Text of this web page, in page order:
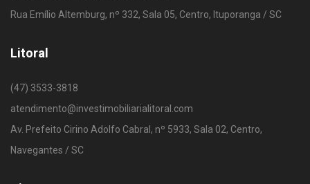
Rua Emílio Altemburg, nº 332, Sala 05, Centro, Ituporanga / SC
Litoral
(47) 3533-3818
atendimento@investimobiliarialitoral.com
Av. Prefeito Cirino Adolfo Cabral, nº 5933, Sala 02, Centro,
Navegantes / SC